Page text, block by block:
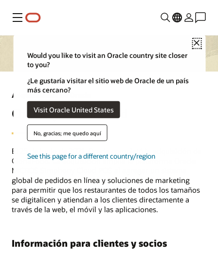
Menú
Close
Would you like to visit an Oracle country site closer
to you?
¿Le gustaría visitar el sitio web de Oracle de un país
más cercano?
Visit Oracle United States
No, gracias; me quedo aquí
See this page for a different country/region
Adquisiciones de Oracle
Oracle y GloriaFood
El 25 de junio de 2021, Oracle completó la adquisición de
GloriaFood. La adquisición amplía la plataforma Oracle
MICROS Simphony Cloud POS al agregar un sistema
global de pedidos en línea y soluciones de marketing
para permitir que los restaurantes de todos los tamaños
se digitalicen y atiendan a los clientes directamente a
través de la web, el móvil y las aplicaciones.
Información para clientes y socios